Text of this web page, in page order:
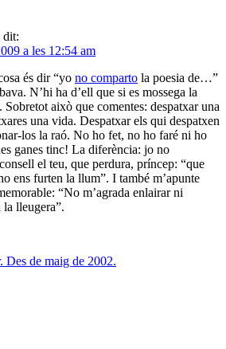
dit:
a les 12:54 am
és dir “yo no comparto la poesia de…”
N’hi ha d’ell que si es mossega la
Sobretot això que comentes: despatxar una
una vida. Despatxar els qui despatxen
los la raó. No ho fet, no ho faré ni ho
ganes tinc! La diferència: jo no
el teu, que perdura, príncep: “que
ens furten la llum”. I també m’apunte
“No m’agrada enlairar ni
la lleugera”.
Des de maig de 2002.